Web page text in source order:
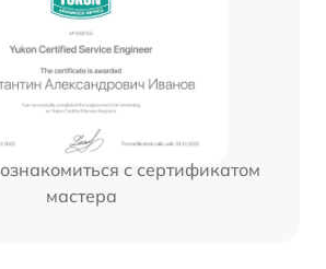
с сертификатом
мастера